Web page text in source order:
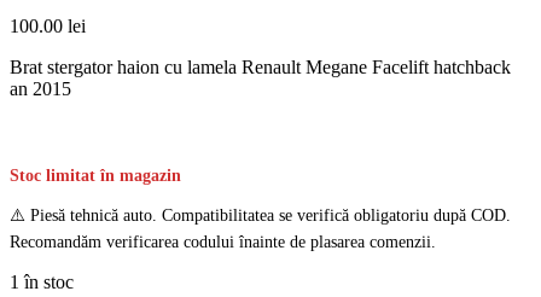
100.00 lei
Brat stergator haion cu lamela Renault Megane Facelift hatchback
an 2015
Stoc limitat în magazin
⚠️ Piesă tehnică auto. Compatibilitatea se verifică obligatoriu după COD.
Recomandăm verificarea codului înainte de plasarea comenzii.
1 în stoc